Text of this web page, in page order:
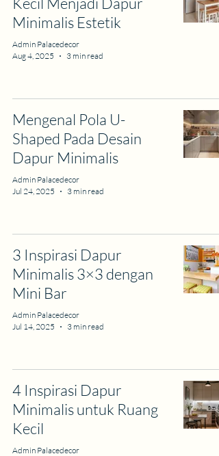
Minimalis Estetik
Admin Palacedecor
Aug 4, 2025
3 min read
Mengenal Pola U-
Shaped Pada Desain
Dapur Minimalis
Admin Palacedecor
Jul 24, 2025
3 min read
3 Inspirasi Dapur
Minimalis 3×3 dengan
Mini Bar
Admin Palacedecor
Jul 14, 2025
3 min read
4 Inspirasi Dapur
Minimalis untuk Ruang
Kecil
Admin Palacedecor